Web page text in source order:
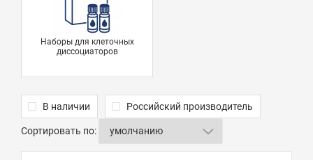
Наборы для клеточных
диссоциаторов
В наличии Российский производитель
Сортировать по: